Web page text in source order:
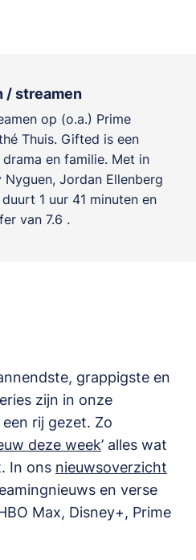
/ streamen
op (o.a.) Prime
Thuis. Gifted is een
drama en familie. Met in
Nyguen, Jordan Ellenberg
1 uur 41 minuten en
van 7.6 .
grappigste en
zijn in onze
rij gezet. Zo
deze week’ alles wat
In ons nieuwsoverzicht
en verse
Max, Disney+, Prime